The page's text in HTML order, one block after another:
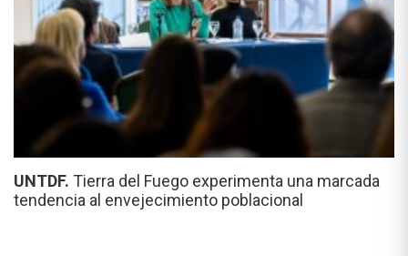
UNTDF. Tierra del Fuego experimenta una marcada
tendencia al envejecimiento poblacional